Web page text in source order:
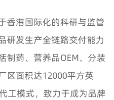
香港国际化的科研与监管
研发生产全链路交付能力
制药、营养品OEM、分装
区面积达12000平方英
工模式，致力于成为品牌